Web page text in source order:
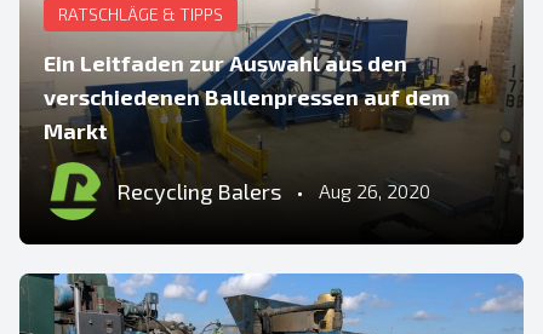
RATSCHLÄGE & TIPPS
Ein Leitfaden zur Auswahl aus den
verschiedenen Ballenpressen auf dem
Markt
Recycling Balers • Aug 26, 2020